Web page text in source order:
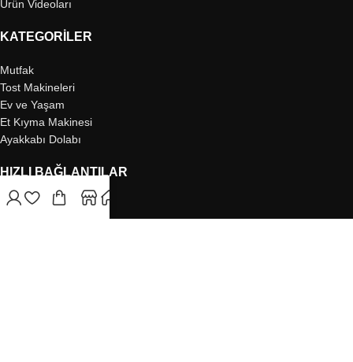
Ürün Videoları
KATEGORILER
Mutfak
Tost Makineleri
Ev ve Yaşam
Et Kıyma Makinesi
Ayakkabı Dolabı
HIZLI BAĞLANTILAR
Gizlilik Politikası
Mesafeli Satış Sözleşmesi